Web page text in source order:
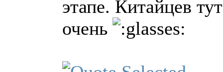
этапе. Китайцев
очень